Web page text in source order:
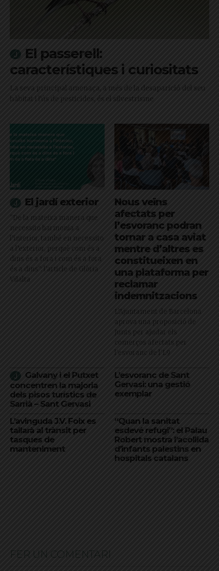
El passerell:
característiques i curiositats
La seva principal amenaça, a més de la desaparició del seu
hàbitat i l'ús de pesticides, és el silvestrisme
El jardí exterior
"De la mateixa manera que
necessito harmonia a
l’interior, també en necessito
a l’exterior, perquè com és a
dins és a fora i com és a fora
és a dins": l'article de Glòria
Vilalta
Nous veïns
afectats per
l’esvoranc podran
tornar a casa aviat
mentre d’altres es
constitueixen en
una plataforma per
reclamar
indemnitzacions
L’Ajuntament de Barcelona
aprova una proposició de
Junts per ajudar els
comerços afectats per
l'esvoranc de l'L9
Galvany i el Putxet
concentren la majoria
dels pisos turístics de
Sarrià – Sant Gervasi
L’esvoranc de Sant
Gervasi: una gestió
exemplar
L’avinguda J.V. Foix es
tallarà al trànsit per
tasques de
manteniment
“Quan la sanitat
esdevé refugi”: el Palau
Robert mostra l’acollida
d’infants palestins en
hospitals catalans
FER UN COMENTARI